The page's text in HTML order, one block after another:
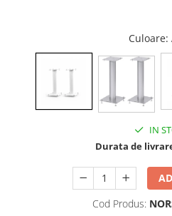
Culoare:
IN
Durata de
Cod Produs: